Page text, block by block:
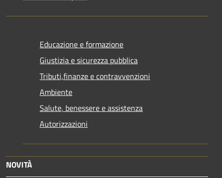
Educazione e formazione
Giustizia e sicurezza pubblica
Tributi,finanze e contravvenzioni
Ambiente
Salute, benessere e assistenza
Autorizzazioni
NOVITÀ